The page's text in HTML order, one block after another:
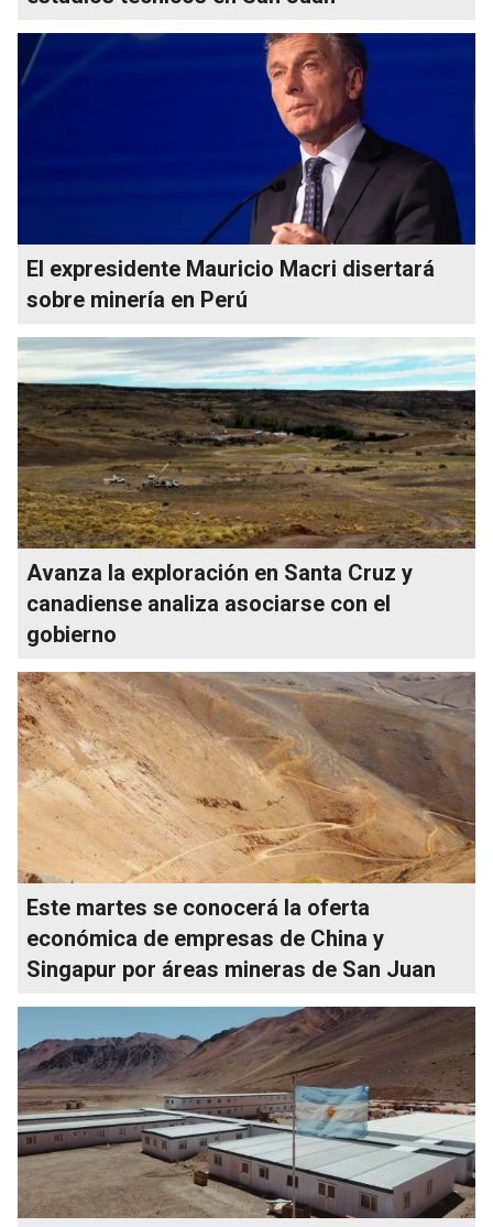
El expresidente Mauricio Macri disertará
sobre minería en Perú
Avanza la exploración en Santa Cruz y
canadiense analiza asociarse con el
gobierno
Este martes se conocerá la oferta
económica de empresas de China y
Singapur por áreas mineras de San Juan